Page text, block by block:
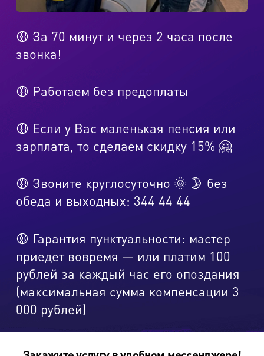
🟡 За 70 минут и через 2 часа после
звонка!
🟡 Работаем без предоплаты
🟡 Если у Вас маленькая пенсия или
зарплата, то сделаем скидку 15% 🤗
🟡 Звоните круглосуточно 🌞 🌛 без
обеда и выходных: 344 44 44
🟡 Гарантия пунктуальности: мастер
приедет вовремя — или платим 100
рублей за каждый час его опоздания
(максимальная сумма компенсации 3
000 рублей)